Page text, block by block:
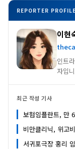
REPORTER PROFILE
이현
인트
자입
최근 작성 기사
보험임플란트, 만
비만클리닉, 위고
서귀포극장 홍리